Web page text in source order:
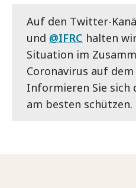
Auf den Twitter-
und @IFRC halten
Situation im
Coronavirus auf
Informieren Sie sich
am besten schützen.